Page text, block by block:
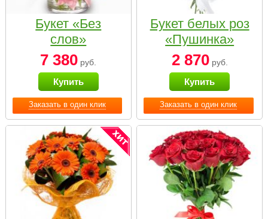
Заказать в один клик
Букет «Без
слов»
7 380 руб.
Купить
Заказать в один клик
Букет белых роз
«Пушинка»
2 870руб.
Купить